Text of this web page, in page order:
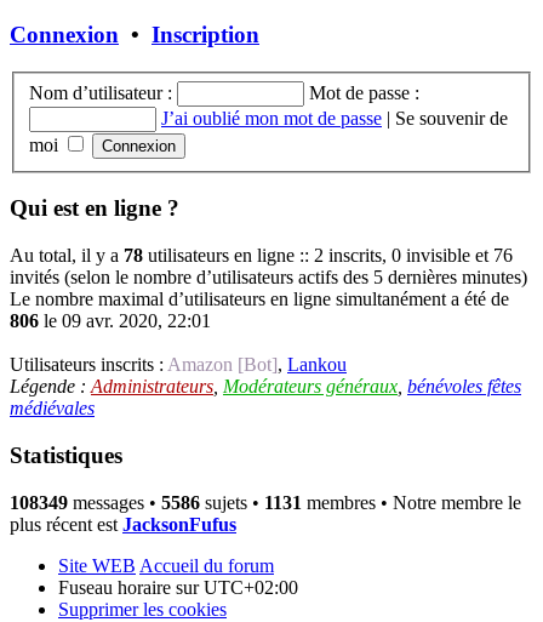
Connexion • Inscription
Nom d’utilisateur :
Mot de passe :
J’ai oublié mon mot de passe | Se souvenir de
moi
Qui est en ligne ?
Au total, il y a 78 utilisateurs en ligne :: 2 inscrits, 0 invisible et 76
invités (selon le nombre d’utilisateurs actifs des 5 dernières minutes)
Le nombre maximal d’utilisateurs en ligne simultanément a été de
806 le 09 avr. 2020, 22:01
Utilisateurs inscrits : Amazon [Bot], Lankou
Légende : Administrateurs Modérateurs généraux bénévoles fêtes
médiévales
Statistiques
108349 messages • 5586 sujets • 1131 membres • Notre membre le
plus récent est JacksonFufus
Site WEB Accueil du forum
Fuseau horaire surUTC+02:00
Supprimer les cookies